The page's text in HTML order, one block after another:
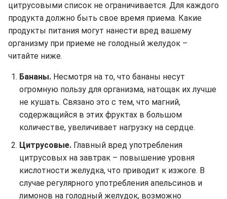
цитрусовыми список не ограничивается. Для каждого
продукта должно быть свое время приема. Какие
продукты питания могут нанести вред вашему
организму при приеме не голодный желудок –
читайте ниже.
Бананы. Несмотря на то, что бананы несут
огромную пользу для организма, натощак их лучше
не кушать. Связано это с тем, что магний,
содержащийся в этих фруктах в большом
количестве, увеличивает нагрузку на сердце.
Цитрусовые. Главный вред употребления
цитрусовых на завтрак – повышение уровня
кислотности желудка, что приводит к изжоге. В
случае регулярного употребления апельсинов и
лимонов на голодный желудок, возможно